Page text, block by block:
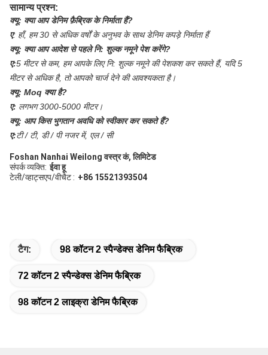
सामान्य प्रश्न:
क्यू: क्या आप डेनिम फ़ैब्रिक के निर्माता हैं?
ए: हाँ, हम 30 से अधिक वर्षों के अनुभव के साथ डेनिम कपड़े निर्माता हैं
क्यू: क्या आप आदेश से पहले नि: शुल्क नमूने पेश करेंगे?
ए:5 मीटर से कम, हम आपके लिए नि: शुल्क नमूने की पेशकश कर सकते हैं, यदि 5
मीटर से अधिक है, तो आपको चार्ज देने की आवश्यकता है।
क्यू: Moq क्या है?
ए: लगभग 3000-5000 मीटर।
क्यू: आप किस भुगतान अवधि को स्वीकार कर सकते हैं?
ए:टी / टी, डी / पी नजर में, एल / सी
Foshan Nanhai Weilong वस्त्र कं, लिमिटेड
संपर्क व्यक्ति: ईवा हू
टेली/व्हाट्सएप/वीचैट : +86 15521393504
टैग: 98 कॉटन 2 स्पैन्डेक्स डेनिम फैब्रिक
72 कॉटन 2 स्पैन्डेक्स डेनिम फैब्रिक
98 कॉटन 2 लाइक्रा डेनिम फैब्रिक